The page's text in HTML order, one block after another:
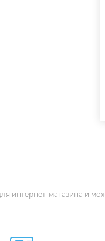
интернет-магазина и